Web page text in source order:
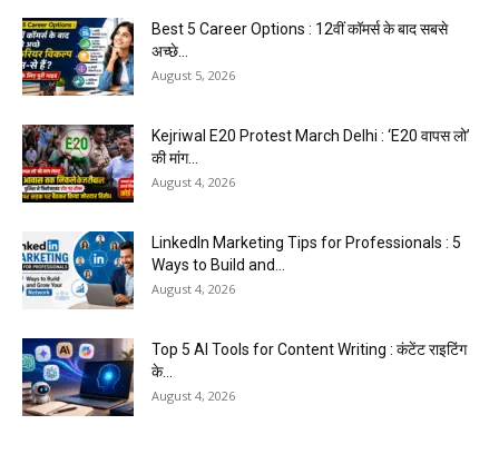
Best 5 Career Options : 12वीं कॉमर्स के बाद सबसे
अच्छे...
August 5, 2026
Kejriwal E20 Protest March Delhi : ‘E20 वापस लो’
की मांग...
August 4, 2026
LinkedIn Marketing Tips for Professionals : 5
Ways to Build and...
August 4, 2026
Top 5 AI Tools for Content Writing : कंटेंट राइटिंग
के...
August 4, 2026